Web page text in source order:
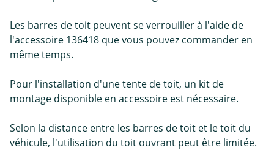
Les barres de toit peuvent se verrouiller à l'aide de
l'accessoire 136418 que vous pouvez commander en
même temps.
Pour l'installation d'une tente de toit, un kit de
montage disponible en accessoire est nécessaire.
Selon la distance entre les barres de toit et le toit du
véhicule, l'utilisation du toit ouvrant peut être limitée.